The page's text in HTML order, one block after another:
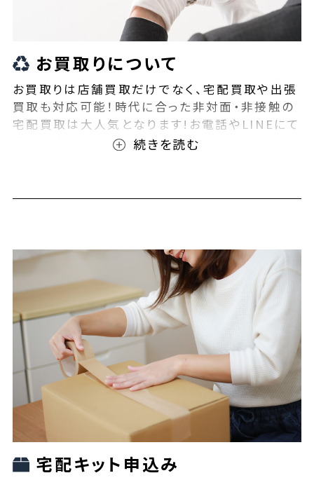
お買取りについて
お買取りは店舗買取だけでなく、宅配買取や出張
買取も対応可能！時代に合った非対面・非接触の
宅配買取は大人気となります!お電話やLINEにて
事前査定が可能となっております！また無料の宅
宅配キット申込み